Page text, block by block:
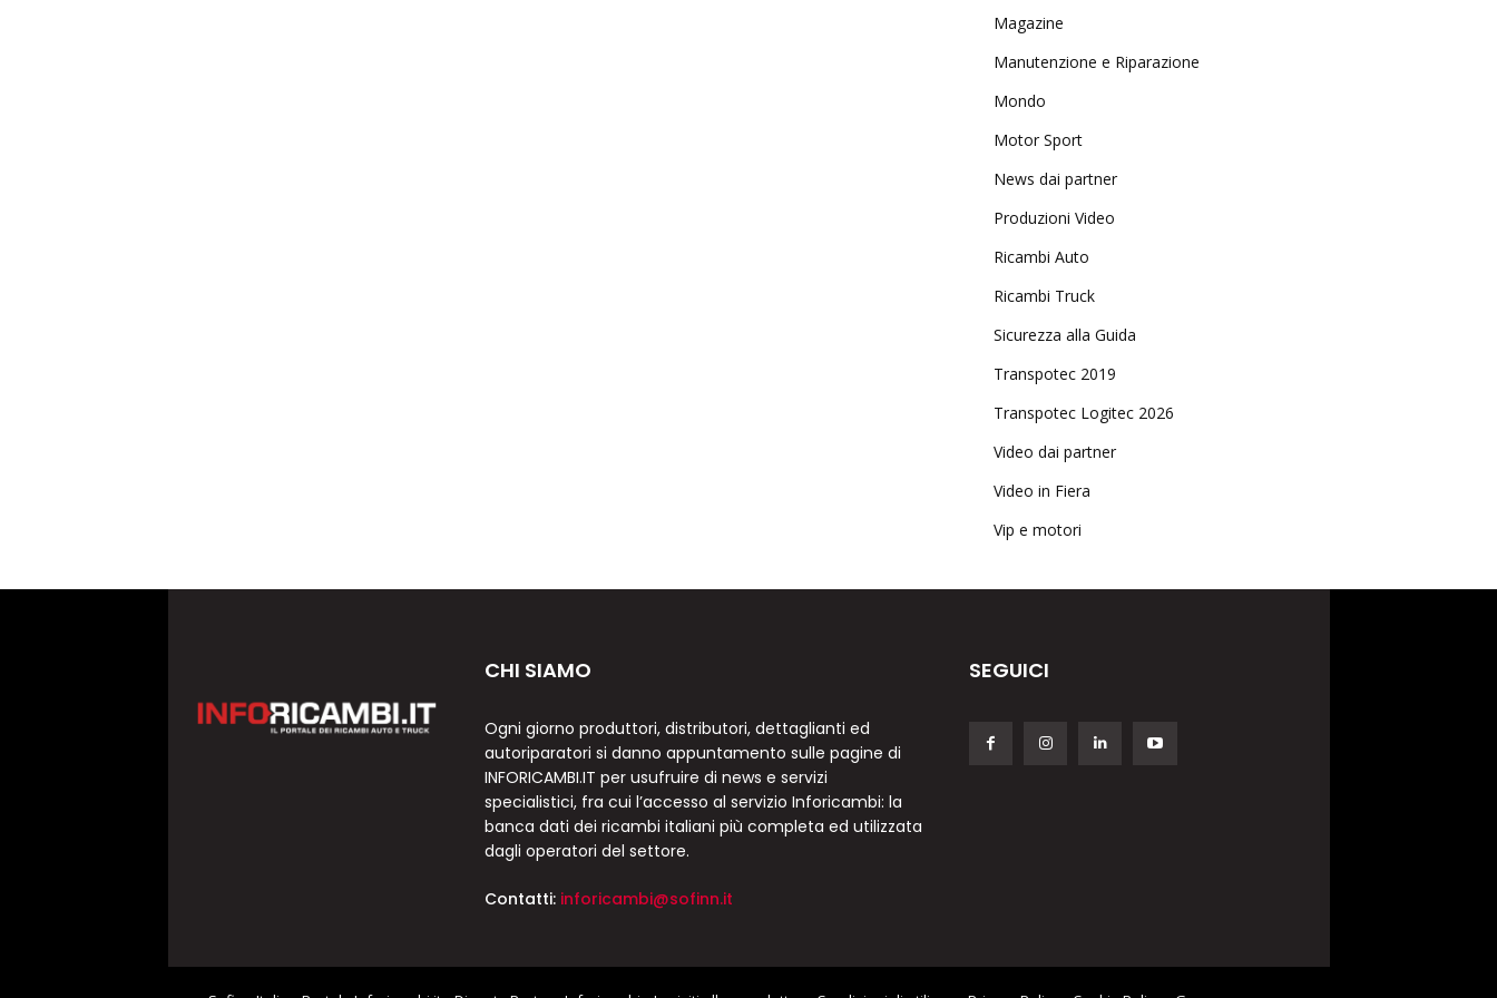
Magazine
Manutenzione e Riparazione
Mondo
Motor Sport
News dai partner
Produzioni Video
Ricambi Auto
Ricambi Truck
Sicurezza alla Guida
Transpotec 2019
Transpotec Logitec 2026
Video dai partner
Video in Fiera
Vip e motori
CHI SIAMO
Ogni giorno produttori, distributori, dettaglianti ed
autoriparatori si danno appuntamento sulle pagine di
INFORICAMBI.IT per usufruire di news e servizi
specialistici, fra cui l’accesso al servizio Inforicambi: la
banca dati dei ricambi italiani più completa ed utilizzata
dagli operatori del settore.
Contatti: inforicambi@sofinn.it
SEGUICI